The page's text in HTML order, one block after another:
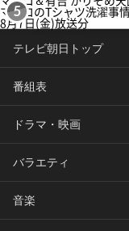
5
マツコのTシャツ洗濯事
8月7日(金)放送分
テレビ朝日トップ
番組表
ドラマ・映画
バラエティ
音楽